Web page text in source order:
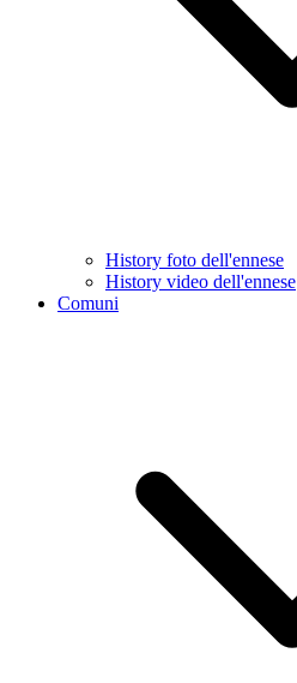
History foto dell'ennese
History video dell'ennese
Comuni